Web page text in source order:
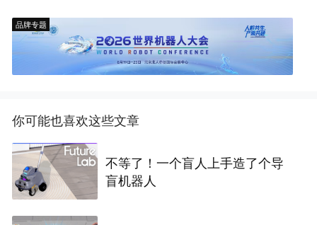
品牌专题
你可能也喜欢这些文章
不等了！一个盲人上手造了个导
盲机器人